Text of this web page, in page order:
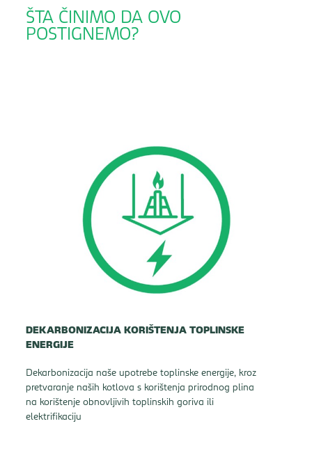
ŠTA ČINIMO DA OVO
POSTIGNEMO?
DEKARBONIZACIJA KORIŠTENJA TOPLINSKE
ENERGIJE
Dekarbonizacija naše upotrebe toplinske energije, kroz
pretvaranje naših kotlova s korištenja prirodnog plina
na korištenje obnovljivih toplinskih goriva ili
elektrifikaciju